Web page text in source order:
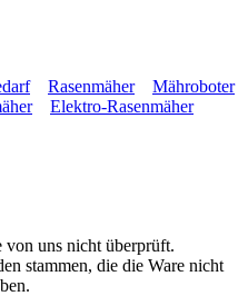
Rasenmäher
Mähroboter
Elektro-Rasenmäher
uns nicht überprüft.
stammen, die die Ware nicht